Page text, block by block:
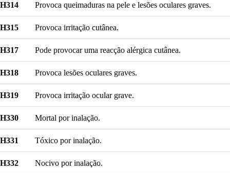
H314 Provoca queimaduras na pele e lesões oculares graves.
H315 Provoca irritação cutânea.
H317 Pode provocar uma reacção alérgica cutânea.
H318 Provoca lesões oculares graves.
H319 Provoca irritação ocular grave.
H330 Mortal por inalação.
H331 Tóxico por inalação.
H332 Nocivo por inalação.